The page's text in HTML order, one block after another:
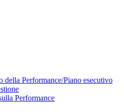
della Performance/Piano esecutivo
Performance